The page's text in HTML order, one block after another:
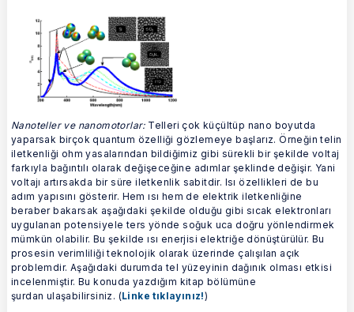
Nanoteller ve nanomotorlar:Telleri çok küçültüp nano boyutda
yaparsak birçok quantum özelliği gözlemeye başlarız. Örneğin telin
iletkenliği ohm yasalarından bildiğimiz gibi sürekli bir şekilde voltaj
farkıyla bağıntılı olarak değişeceğine adımlar şeklinde değişir. Yani
voltajı artırsakda bir süre iletkenlik sabitdir. Isı özellikleri de bu
adım yapısını gösterir. Hem ısı hem de elektrik iletkenliğine
beraber bakarsak aşağıdaki şekilde olduğu gibi sıcak elektronları
uygulanan potensiyele ters yönde soğuk uca doğru yönlendirmek
mümkün olabilir. Bu şekilde ısı enerjisi elektriğe dönüştürülür. Bu
prosesin verimliliği teknolojik olarak üzerinde çalışılan açık
problemdir. Aşağıdaki durumda tel yüzeyinin dağınık olması etkisi
incelenmiştir. Bu konuda yazdığım kitap bölümüne
şurdan ulaşabilirsiniz. (Linke tıklayınız!)